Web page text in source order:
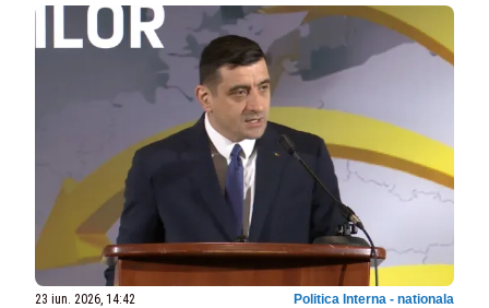
23 iun. 2026, 14:42 Politica Interna - nationala